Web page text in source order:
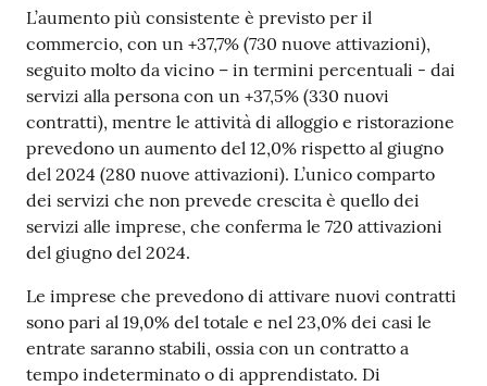
L’aumento più consistente è previsto per il
commercio, con un +37,7% (730 nuove attivazioni),
seguito molto da vicino – in termini percentuali - dai
servizi alla persona con un +37,5% (330 nuovi
contratti), mentre le attività di alloggio e ristorazione
prevedono un aumento del 12,0% rispetto al giugno
del 2024 (280 nuove attivazioni). L’unico comparto
dei servizi che non prevede crescita è quello dei
servizi alle imprese, che conferma le 720 attivazioni
del giugno del 2024.
Le imprese che prevedono di attivare nuovi contratti
sono pari al 19,0% del totale e nel 23,0% dei casi le
entrate saranno stabili, ossia con un contratto a
tempo indeterminato o di apprendistato. Di